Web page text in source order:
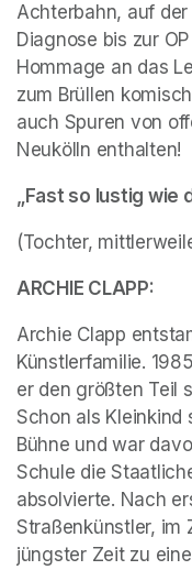
Achterbahn, auf
Diagnose bis zur
Hommage an das
zum Brüllen
auch Spuren von
Neukölln enthalten!
„Fast so lustig wie
(Tochter,
ARCHIE CLAPP:
Archie Clapp
Künstlerfamilie.
er den größten Teil
Schon als Kleinkind
Bühne und war
Schule die
absolvierte. Nach
Straßenkünstler, im
jüngster Zeit zu